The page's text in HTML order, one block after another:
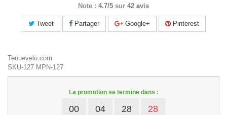
Note : 4.7/5 sur 42 avis
Tweet Partager Google+ Pinterest
Tenuevelo.com
SKU-127 MPN-127
La promotion se termine dans :
00 04 28 28